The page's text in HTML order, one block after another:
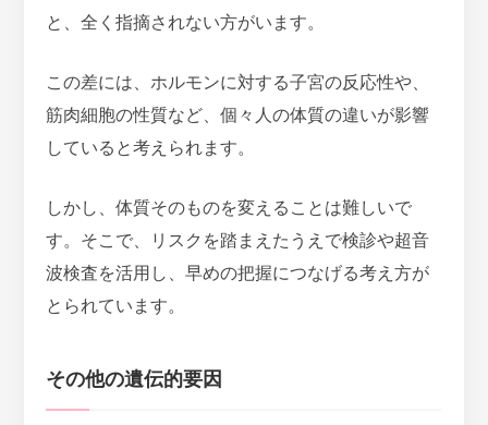
と、全く指摘されない方がいます。
この差には、 ホルモンに対する子宮の反応性や、
筋肉細胞の性質など、個々人の体質の違いが影響
している と考えられます。
しかし、体質そのものを変えることは難しいで
す。そこで、リスクを踏まえたうえで検診や超音
波検査を活用し、早めの把握につなげる考え方が
とられています。
その他の遺伝的要因